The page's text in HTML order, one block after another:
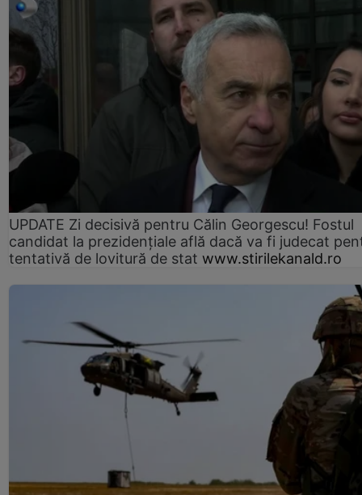
UPDATE Zi decisivă pentru Călin Georgescu! Fostul
candidat la prezidențiale află dacă va fi judecat
tentativă de lovitură de stat www.stirilekanald.ro